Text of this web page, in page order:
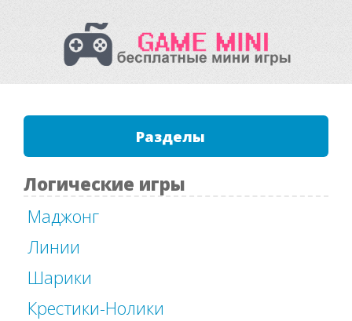
Разделы
Логические игры
Маджонг
Линии
Шарики
Крестики-Нолики